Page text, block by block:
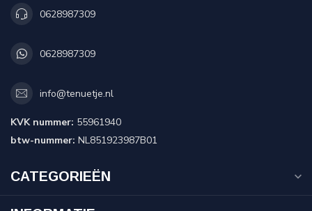
0628987309
0628987309
info@tenuetje.nl
KVK nummer: 55961940
btw-nummer: NL851923987B01
CATEGORIEËN